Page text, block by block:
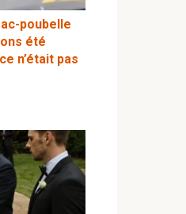
poubelle
été
n’était pas